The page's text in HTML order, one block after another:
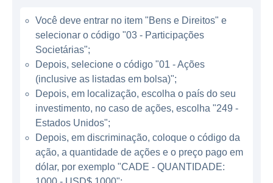
às necessidades específicas de sua base de
clientes. A acumulação de uma carteira
diversificada de serviços financeiros permite
à Cadence maximizar sua capacidade de
geração de receitas e mitigar riscos
associados a flutuações econômicas.
ATUAÇÃO DA CADENCE BANCORP
A Cadence Bancorp se destaca
Você deve entrar no item "Bens e Direitos" e
selecionar o código "03 - Participações
Societárias";
Depois, selecione o código "01 - Ações
(inclusive as listadas em bolsa)";
Depois, em localização, escolha o país do seu
investimento, no caso de ações, escolha "249 -
Estados Unidos";
Depois, em discriminação, coloque o código da
ação, a quantidade de ações e o preço pago em
dólar, por exemplo "CADE - QUANTIDADE: